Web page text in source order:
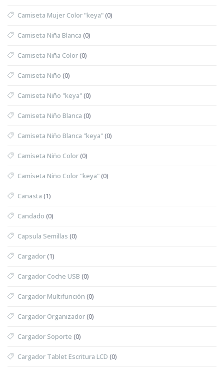
Camiseta Mujer Color "keya"(0)
Camiseta Niña Blanca (0)
Camiseta Niña Color(0)
Camiseta Niño (0)
Camiseta Niño "keya"(0)
Camiseta Niño Blanca (0)
Camiseta Niño Blanca "keya"(0)
Camiseta Niño Color(0)
Camiseta Niño Color "keya"(0)
Canasta (1)
Candado (0)
Capsula Semillas (0)
Cargador(1)
Cargador Coche USB (0)
Cargador Multifunción (0)
Cargador Organizador(0)
Cargador Soporte (0)
Cargador Tablet Escritura LCD (0)